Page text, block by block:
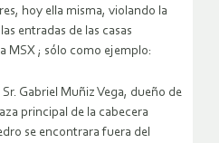
hoy ella misma, violando la
entradas de las casas
MSX ; sólo como ejemplo:
Gabriel Muñiz Vega, dueño de
principal de la cabecera
se encontrara fuera del